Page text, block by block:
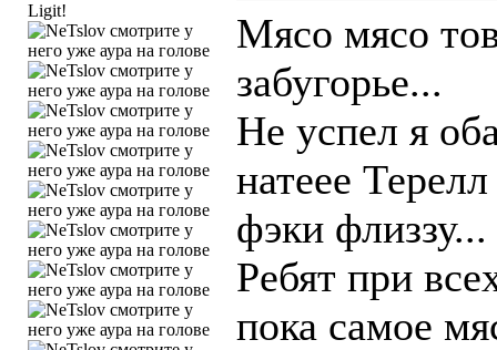
Ligit!
Мясо мясо
забугорье...
Не успел я
натеее
фэки флиззу...
Ребят при
пока самое